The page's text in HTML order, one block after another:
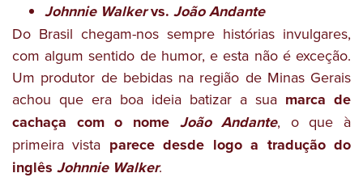
Johnnie Walkervs. João Andante
Do Brasil chegam-nos sempre histórias invulgares,
com algum sentido de humor, e esta não é exceção.
Um produtor de bebidas na região de Minas Gerais
achou que era boa ideia batizar a sua marca de
cachaça com o nome João Andante, o que à
primeira vista parece desde logo a tradução do
inglês Johnnie Walker.